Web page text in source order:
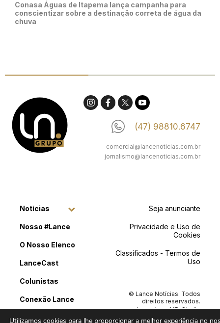
Conasa Águas de Itapema lança campanha para
conscientizar sobre a destinação correta de água da
chuva
(47) 98810.6747
comercial@lancenoticias.com.br
jornalismo@lancenoticias.com.br
Notícias
Nosso #Lance
O Nosso Elenco
LanceCast
Colunistas
Conexão Lance
Classificados
Seja anunciante
Privacidade e Uso de
Cookies
Classificados - Termos de
Uso
© Lance Notícias. Todos
direitos reservados.
Layout porMP .Studio
Criativoe Desenvolvimento
Utilizamos cookies para lhe proporcionar a melhor experiência no